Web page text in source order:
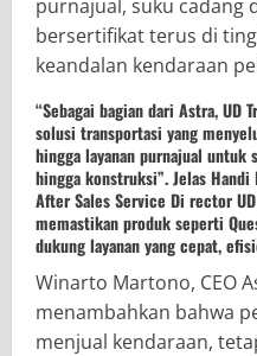
purnajual, suku cadang
bersertifikat terus di
keandalan kendaraan
“Sebagai bagian dari Astra,
solusi transportasi yang
hingga layanan purnajual
hingga konstruksi”. Jelas
After Sales Service Di rector
memastikan produk seperti
dukung layanan yang cepat,
Winarto Martono, CEO
menambahkan bahwa
menjual kendaraan,